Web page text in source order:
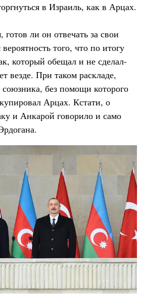
в Израиль, как в Арцах.
ли он отвечать за свои
того, что по итогу
который обещал и не сделал-
везде. При таком раскладе,
без помощи которого
Арцах. Кстати, о
и Анкарой говорило и само